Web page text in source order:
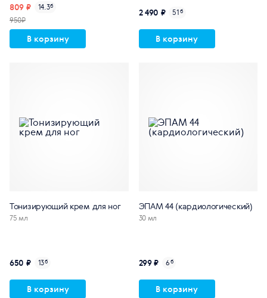
809 ₽ 14.3б
950₽
В корзину
2 490 ₽ 51б
В корзину
Тонизирующий крем для ног
75 мл
650 ₽ 13б
В корзину
ЭПАМ 44 (кардиологический)
30 мл
299 ₽ 6б
В корзину